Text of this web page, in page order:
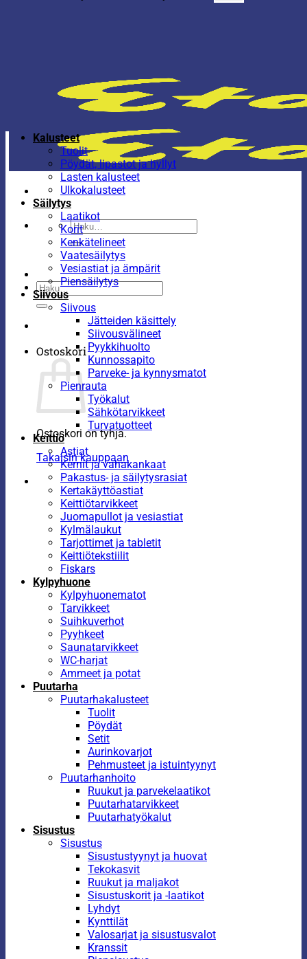
Etsi:
Etsi:
Ostoskori
Ostoskori on tyhjä.
Takaisin kauppaan
Kalusteet
Tuolit
Pöydät, lipastot ja hyllyt
Lasten kalusteet
Ulkokalusteet
Säilytys
Laatikot
Korit
Kenkätelineet
Vaatesäilytys
Vesiastiat ja ämpärit
Piensäilytys
Siivous
Siivous
Jätteiden käsittely
Siivousvälineet
Pyykkihuolto
Kunnossapito
Parveke- ja kynnysmatot
Pienrauta
Työkalut
Sähkötarvikkeet
Turvatuotteet
Keittiö
Astiat
Kernit ja vahakankaat
Pakastus- ja säilytysrasiat
Kertakäyttöastiat
Keittiötarvikkeet
Juomapullot ja vesiastiat
Kylmälaukut
Tarjottimet ja tabletit
Keittiötekstiilit
Fiskars
Kylpyhuone
Kylpyhuonematot
Tarvikkeet
Suihkuverhot
Pyyhkeet
Saunatarvikkeet
WC-harjat
Ammeet ja potat
Puutarha
Puutarhakalusteet
Tuolit
Pöydät
Setit
Aurinkovarjot
Pehmusteet ja istuintyynyt
Puutarhanhoito
Ruukut ja parvekelaatikot
Puutarhatarvikkeet
Puutarhatyökalut
Sisustus
Sisustus
Sisustustyynyt ja huovat
Tekokasvit
Ruukut ja maljakot
Sisustuskorit ja -laatikot
Lyhdyt
Kynttilät
Valosarjat ja sisustusvalot
Kranssit